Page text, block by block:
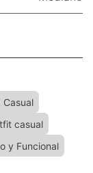
Casual
casual
y Funcional